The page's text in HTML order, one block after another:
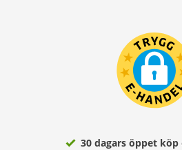
30 dagars öppet